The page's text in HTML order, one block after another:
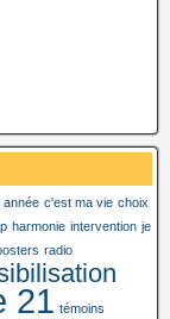
année c'est ma vie choix
harmonie intervention je
radio
21 témoins